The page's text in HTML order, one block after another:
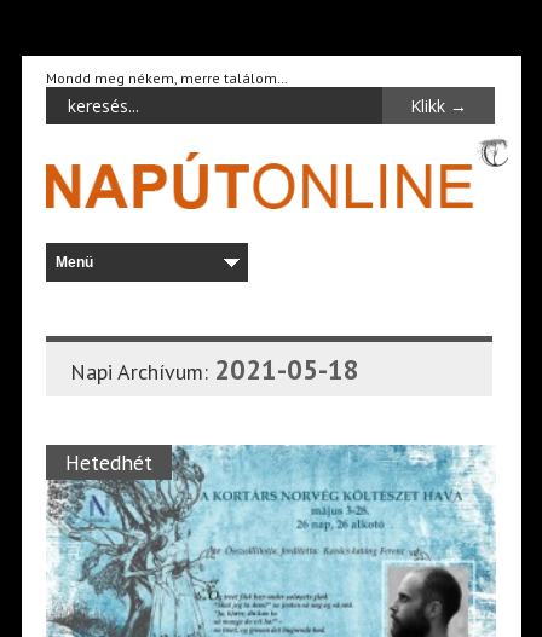
Mondd meg nékem, merre találom…
Napi Archívum: 2021-05-18
Hetedhét